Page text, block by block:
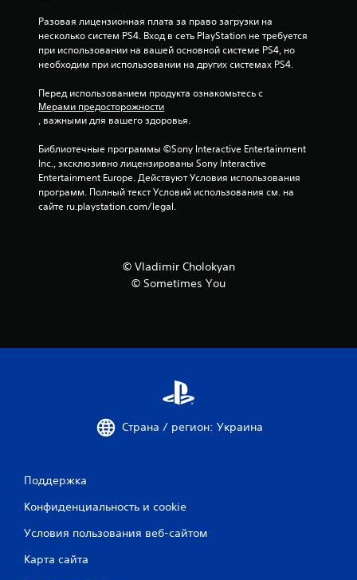
о
в
и
и
Разовая лицензионная плата за право загрузки на
несколько систем PS4. Вход в сеть PlayStation не требуется
при использовании на вашей основной системе PS4, но
необходим при использовании на других системах PS4.
Перед использованием продукта ознакомьтесь с
Мерами предосторожности
, важными для вашего здоровья.
Библиотечные программы ©Sony Interactive Entertainment
Inc., эксклюзивно лицензированы Sony Interactive
Entertainment Europe. Действуют Условия использования
программ. Полный текст Условий использования см. на
сайте ru.playstation.com/legal.
© Vladimir Cholokyan
© Sometimes You
Страна / регион: Украина
Поддержка
Конфиденциальность и cookie
Условия пользования веб-сайтом
Карта сайта